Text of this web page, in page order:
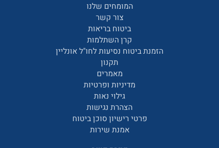
המומחים שלנו
צור קשר
ביטוח בריאות
קרן השתלמות
הזמנת ביטוח נסיעות לחו"ל אונליין
תקנון
מאמרים
מדיניות ופרטיות
גילוי נאות
הצהרת נגישות
פרטי רישיון סוכן ביטוח
אמנת שירות